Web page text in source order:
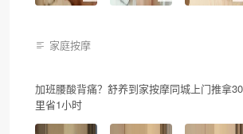
家庭按摩
加班腰酸背痛？舒养到家按摩同城上门推拿
里省1小时